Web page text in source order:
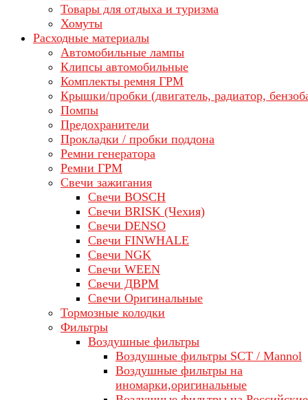
Товары для отдыха и туризма
Хомуты
Расходные материалы
Автомобильные лампы
Клипсы автомобильные
Комплекты ремня ГРМ
Крышки/пробки (двигатель, радиатор,
Помпы
Предохранители
Прокладки / пробки поддона
Ремни генератора
Ремни ГРМ
Свечи зажигания
Свечи BOSCH
Свечи BRISK (Чехия)
Свечи DENSO
Свечи FINWHALE
Свечи NGK
Свечи WEEN
Свечи ДВРМ
Свечи Оригинальные
Тормозные колодки
Фильтры
Воздушные фильтры
Воздушные фильтры SCT / Mannol
Воздушные фильтры на
иномарки,оригинальные